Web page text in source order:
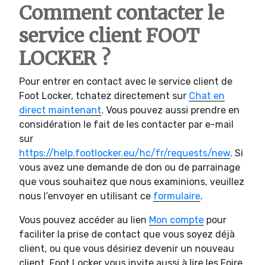
Comment contacter le
service client FOOT
LOCKER ?
Pour entrer en contact avec le service client de
Foot Locker, tchatez directement sur Chat en
direct maintenant. Vous pouvez aussi prendre en
considération le fait de les contacter par e-mail
sur
https://help.footlocker.eu/hc/fr/requests/new. Si
vous avez une demande de don ou de parrainage
que vous souhaitez que nous examinions, veuillez
nous l’envoyer en utilisant ce formulaire.
Vous pouvez accéder au lien Mon compte pour
faciliter la prise de contact que vous soyez déjà
client, ou que vous désiriez devenir un nouveau